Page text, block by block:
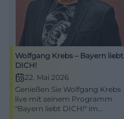
Wolfgang Krebs – Bayern liebt
DICH!
22. Mai 2026
Genießen Sie Wolfgang Krebs
live mit seinem Programm
"Bayern liebt DICH!" im